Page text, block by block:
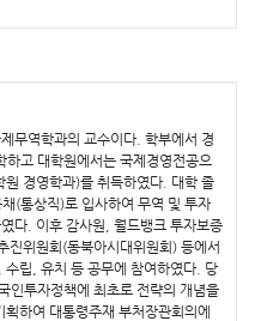
무역학과의 교수이다. 학부에서 경
고 대학원에서는 국제경영전공으
경영학과)를 취득하였다. 대학 졸
(통상직)로 입사하여 무역 및 투자
다. 이후 감사원, 월드뱅크 투자보증
위원회(동북아시대위원회) 등에서
립, 유치 등 공무에 참여하였다. 당
인투자정책에 최초로 전략의 개념을
획하여 대통령주재 부처장관회의에